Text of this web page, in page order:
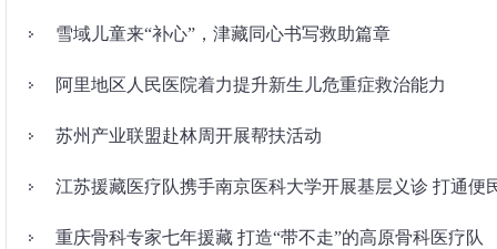
雪域儿童来“补心”，津藏同心书写救助篇章
阿里地区人民医院着力提升新生儿危重症救治能力
苏州产业联盟赴林周开展帮扶活动
江苏援藏医疗队携手南京医科大学开展基层义诊 打通便
重庆骨科专家七年援藏 打造“带不走”的高原骨科医疗队